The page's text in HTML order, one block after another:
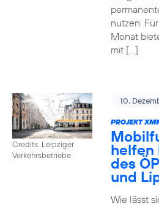
nutzen.
Monat
mit […]
Credits: Leipziger
Verkehrsbetriebe
10.
PROJEKT
helfen
des
und
Wie lässt